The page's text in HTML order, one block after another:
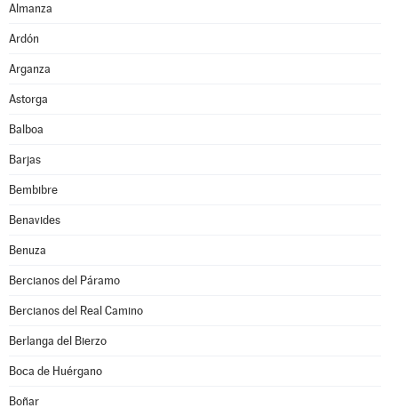
Almanza
Ardón
Arganza
Astorga
Balboa
Barjas
Bembibre
Benavides
Benuza
Bercianos del Páramo
Bercianos del Real Camino
Berlanga del Bierzo
Boca de Huérgano
Boñar